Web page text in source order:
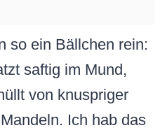
so ein Bällchen rein:
saftig im Mund,
von knuspriger
Ich hab das